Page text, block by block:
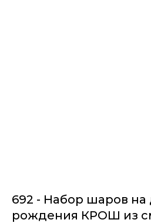
692 - Набор шаров на
рождения КРОШ из